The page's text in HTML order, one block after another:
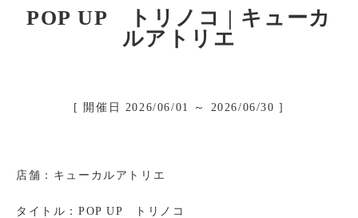
お問い合わせ
イベント募集
個人情報保護方針
POP UP トリノコ | キューカ
ルアトリエ
[ 開催日 2026/06/01 ～ 2026/06/30 ]
店舗：キューカルアトリエ
タイトル：POP UP トリノコ